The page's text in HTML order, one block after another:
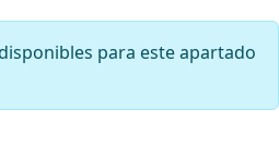
para este apartado